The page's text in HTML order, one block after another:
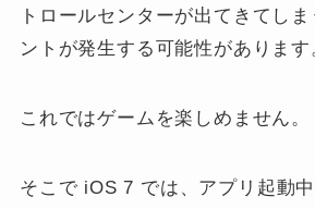
トロールセンターが出てきてし
ントが発生する可能性があります
これではゲームを楽しめません。
そこで iOS 7 では、アプリ起動